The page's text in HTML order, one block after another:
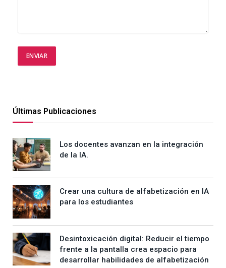
Últimas Publicaciones
Los docentes avanzan en la integración
de la IA.
Crear una cultura de alfabetización en IA
para los estudiantes
Desintoxicación digital: Reducir el tiempo
frente a la pantalla crea espacio para
desarrollar habilidades de alfabetización